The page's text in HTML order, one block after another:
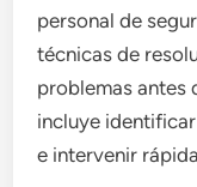
personal de
técnicas de
problemas antes
incluye
e intervenir